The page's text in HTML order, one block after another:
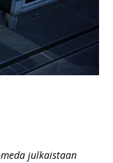
julkaistaan